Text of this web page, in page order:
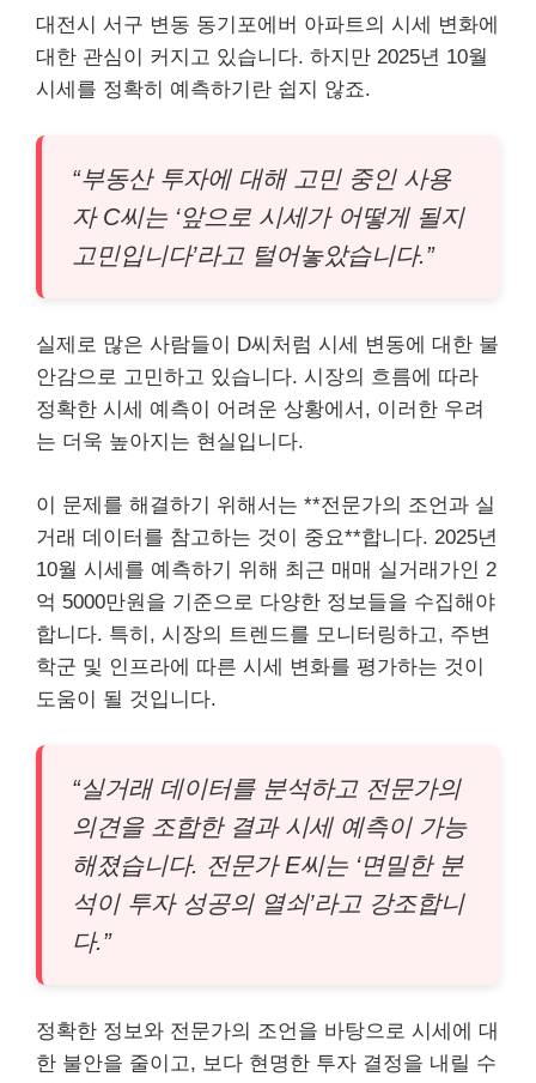
대전시 서구 변동 동기포에버 아파트의 시세 변화에
대한 관심이 커지고 있습니다. 하지만 2025년 10월
시세를 정확히 예측하기란 쉽지 않죠.
“부동산 투자에 대해 고민 중인 사용
자 C씨는 ‘앞으로 시세가 어떻게 될지
고민입니다’라고 털어놓았습니다.”
실제로 많은 사람들이 D씨처럼 시세 변동에 대한 불
안감으로 고민하고 있습니다. 시장의 흐름에 따라
정확한 시세 예측이 어려운 상황에서, 이러한 우려
는 더욱 높아지는 현실입니다.
이 문제를 해결하기 위해서는 **전문가의 조언과 실
거래 데이터를 참고하는 것이 중요**합니다. 2025년
10월 시세를 예측하기 위해 최근 매매 실거래가인 2
억 5000만원을 기준으로 다양한 정보들을 수집해야
합니다. 특히, 시장의 트렌드를 모니터링하고, 주변
학군 및 인프라에 따른 시세 변화를 평가하는 것이
도움이 될 것입니다.
“실거래 데이터를 분석하고 전문가의
의견을 조합한 결과 시세 예측이 가능
해졌습니다. 전문가 E씨는 ‘면밀한 분
석이 투자 성공의 열쇠’라고 강조합니
다.”
정확한 정보와 전문가의 조언을 바탕으로 시세에 대
한 불안을 줄이고, 보다 현명한 투자 결정을 내릴 수